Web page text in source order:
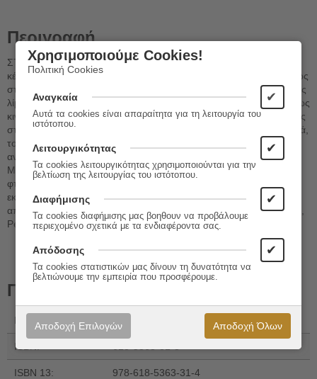
Περιγραφή
ΣΤΟΝ ΤΖΑΚΣΟΝ ΠΟΛΛΟΚ Μες την καρδιά της έμπνευσης, στο
κέντρο του είναι σου το ίδιο, βρήκες την πεμπτουσία - πηγαία όπως
στις αμίμητες σου δίνες, στις αντιτιθέμενες στρώσεις, στις σταθερές
λίμνες του χρώματος, στις εκθαμβωτικές ρευστές μορφές τις αενάως
κινούμενες, στο άψογο συνολικό σου σχέδιο. Ποιο πνεύμα ήρθε ως
στάθηκες πανέτοιμος πάνω από τον απλωμένο, αναμένοντα καμβά,
τον αέρα να διδάξει πώς πλοηγούνται οι μορφές; Ποια δύναμη
ανιδιοτελής ατσάλωσε τα νεύρα σου, ηρέμησε το τρεμάμενο χέρι;
Μια παρουσία χάριτος κράτησε την αχόρταγη καρδιά και έδωσε
φτερά στη ζωγραφιά, ώσπου το άγριο πεντάλ σου κόλλησε,
εκσφενδονίζοντας και την προφητική σου μορφή πέρα από την
απόκρημνη πριονωτή άκρη του χρόνου. Οκτώβριος, 2012 Carlisle,
Pennsylvania
Πληροφορίες
Εκδόσεις: ΑΩ Εκδόσεις
ISBN:
ISBN 13: 978-618-5363-31-4
Χρησιμοποιούμε Cookies!
Πολιτική Cookies
Αναγκαία ✔
Αυτά τα cookies είναι απαραίτητα για τη λειτουργία του
ιστότοπου.
Λειτουργικότητας ✔
Τα cookies λειτουργικότητας χρησιμοποιούνται για την
βελτίωση της λειτουργίας του ιστότοπου.
Διαφήμισης ✔
Τα cookies διαφήμισης μας βοηθουν να προβάλουμε
περιεχομένο σχετικά με τα ενδιαφέροντα σας.
Απόδοσης ✔
Τα cookies στατιστικών μας δίνουν τη δυνατότητα να
βελτιώνουμε την εμπειρία που προσφέρουμε.
Αποδοχή Επιλογών Αποδοχή Όλων